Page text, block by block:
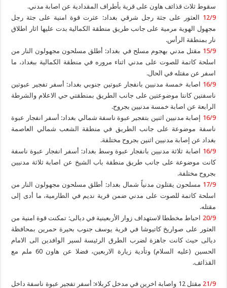
سقوط ثلاث قذائف هاون على قرية بأطراف المقدادية عن اصابة مدني.
12/9 العثور على جثة رجل شرقي بغداد: عثرت قوة امنية على جثة رجل
مجهول الهوية مرمية على جانب طريق منطقة الكمالية بدت عليها اثار اطلاق
نار بمنطقة الرأس.
15/9 مقتل مدني بهجوم مسلح في بغداد: أطلق مسلحون مجهولون النار من
اسلحة كاتمة للصوت على مدني اثناء مروره في منطقة الكمالية ب‍بغداد، ما
اسفر عن مقتله في الحال.
16/9
اصابة خمسة مدنيين بانفجار عبوتين جنوبي بغداد: أسفر تفجير عبوتين
ناسفتين كانتا موضوعتين على جانب الطريق بمنطقتي حي الاعلام والشرطة
الرابعة عن اصابة خمسة مدنيين بجروح.
16/9 إصابة مدنيين اثنين بتفجير عبوة ناسفة شمالي بغداد: أسفر انفجار عبوة
ناسفة موضوعة على جانب الطريق في منطقة الشعب شمالي العاصمة
بغداد عن إصابة مدنيين اثنين بجروح مختلفة.
16/9
اصابة ثلاثة مدنيين بانفجار عبوة وسط بغداد: أسفر انفجار عبوة ناسفة
كانت موضوعة على جانب طريق منطقة باب الشيخ عن اصابة ثلاثة مدنيين
بجروح مختلفة.
17/9 مسلحون يقتلون مدنياً شمال بغداد: أطلق مسلحون مجهولون النار من
اسلحة كاتمة للصوت على مدني ضمن قرية نديم في الطارمية، ما أدى إلى
مقتله.
20/9
احباط مخططا لاستهداف زوار الأربعينية في ديالى: تمكنت قوة امنية من
العثور على صواريخ كاتيوشا في قرية يوسف جنوب بحيرة حمرين بمحافظة
ديالى حيث كانت جاهزة لضرب الطرق الرئيسة لسير الوافدين الى الامام
الحسين (عليه السلام) وتأدية زيارة الاربعين، فضلا عن هاون 60 ملم مع
القذائف.
21/9
مقتل 12 واصابة اخرين في مدخل كربلاء: أسفر تفجير عبوة ناسفة داخل